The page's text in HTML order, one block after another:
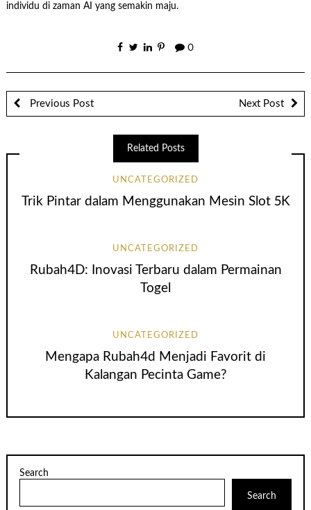
individu di zaman AI yang semakin maju.
0
Previous Post Next Post
Related Posts
UNCATEGORIZED
Trik Pintar dalam Menggunakan Mesin Slot 5K
UNCATEGORIZED
Rubah4D: Inovasi Terbaru dalam Permainan
Togel
UNCATEGORIZED
Mengapa Rubah4d Menjadi Favorit di
Kalangan Pecinta Game?
Search
Search